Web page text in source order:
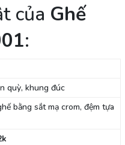
của Ghế
:
quỳ, khung đúc
bằng sắt mạ crom, đệm tựa